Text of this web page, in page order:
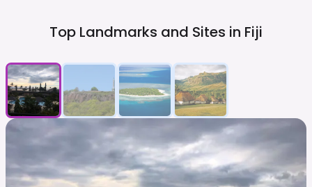
Top Landmarks and Sites in Fiji